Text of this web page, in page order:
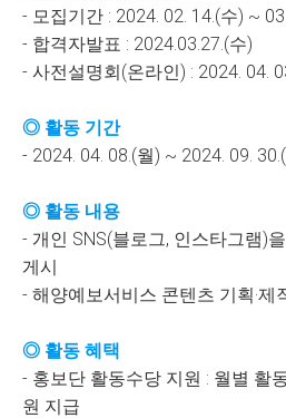
- 모집기간 : 2024. 02. 14.(수) ~
- 합격자발표 : 2024.03.27.(수)
- 사전설명회(온라인) : 2024. 04.
◎ 활동 기간
- 2024. 04. 08.(월) ~ 2024. 09.
◎ 활동 내용
- 개인 SNS(블로그, 인스타그램)
게시
- 해양예보서비스 콘텐츠 기획·제
◎ 활동 혜택
- 홍보단 활동수당 지원 : 월별 활
원 지급